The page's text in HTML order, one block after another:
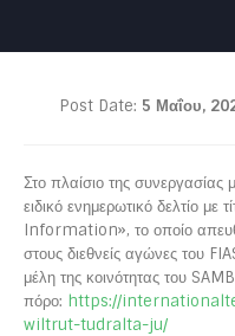
Post Date: 5 Μαΐου,
Στο πλαίσιο της συνεργασίας
ειδικό ενημερωτικό δελτίο
Information», το οποίο
στους διεθνείς αγώνες του
μέλη της κοινότητας του
πόρο: https://
wiltrut-tudralta-ju/